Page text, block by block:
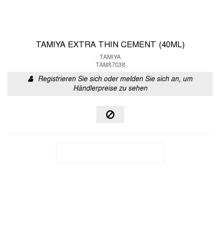
TAMIYA EXTRA THIN CEMENT (40ML)
TAMIYA
TAM87038
Registrieren Sie sich oder melden Sie sich an, um
Händlerpreise zu sehen